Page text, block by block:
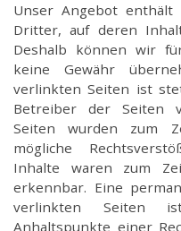
Unser Angebot enthält
Dritter, auf deren
Deshalb können wir
keine Gewähr
verlinkten Seiten ist
Betreiber der Seiten
Seiten wurden zum
mögliche
Inhalte waren zum
erkennbar. Eine
verlinkten Seiten
Anhaltspunkte einer